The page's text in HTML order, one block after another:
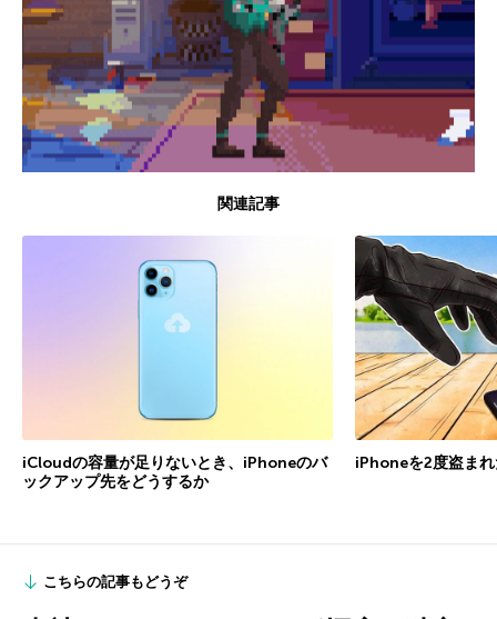
関連記事
iCloudの容量が足りないとき、iPhoneのバ
ックアップ先をどうするか
iPhoneを2度盗ま
こちらの記事もどうぞ